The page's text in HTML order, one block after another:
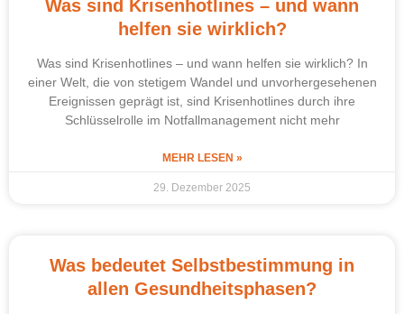
Was sind Krisenhotlines – und wann
helfen sie wirklich?
Was sind Krisenhotlines – und wann helfen sie wirklich? In
einer Welt, die von stetigem Wandel und unvorhergesehenen
Ereignissen geprägt ist, sind Krisenhotlines durch ihre
Schlüsselrolle im Notfallmanagement nicht mehr
MEHR LESEN »
29. Dezember 2025
Was bedeutet Selbstbestimmung in
allen Gesundheitsphasen?